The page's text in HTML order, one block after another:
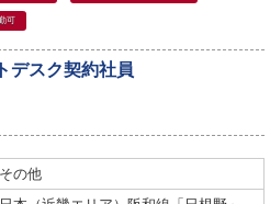
可
デスク契約社員
の他